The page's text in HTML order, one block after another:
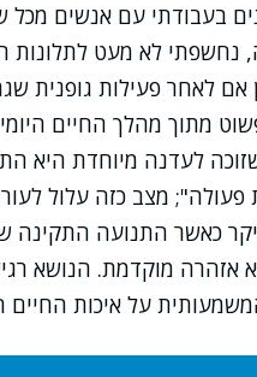
בעבודתי עם אנשים מכל
נחשפתי לא מעט לתלונות
אם לאחר פעילות גופנית
מתוך מהלך החיים
לעדנה מיוחדת היא
מצב כזה עלול
כאשר התנועה התקינה
אזהרה מוקדמת. הנושא
על איכות החיים